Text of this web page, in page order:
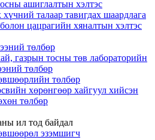
ашиглалтын хэлтэс
талаар тавигдах шаардлага
цацрагийн хяналтын хэлтэс
төлбөр
газрын тосны төв лабораторийн
төлбөр
төлбөр
хөрөнгөөр хайгуул хийсэн
төлбөр
ил тод байдал
эзэмшигч